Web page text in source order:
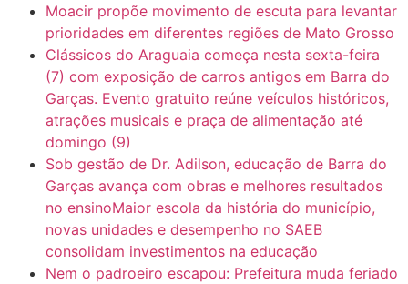
Moacir propõe movimento de escuta para levantar
prioridades em diferentes regiões de Mato Grosso
Clássicos do Araguaia começa nesta sexta-feira
(7) com exposição de carros antigos em Barra do
Garças. Evento gratuito reúne veículos históricos,
atrações musicais e praça de alimentação até
domingo (9)
Sob gestão de Dr. Adilson, educação de Barra do
Garças avança com obras e melhores resultados
no ensinoMaior escola da história do município,
novas unidades e desempenho no SAEB
consolidam investimentos na educação
Nem o padroeiro escapou: Prefeitura muda feriado